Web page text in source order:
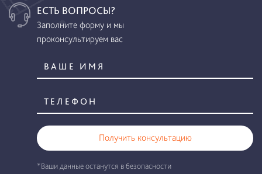
ЕСТЬ ВОПРОСЫ?
Заполните форму и мы
проконсультируем вас
Получить консультацию
*Ваши данные останутся в безопасности